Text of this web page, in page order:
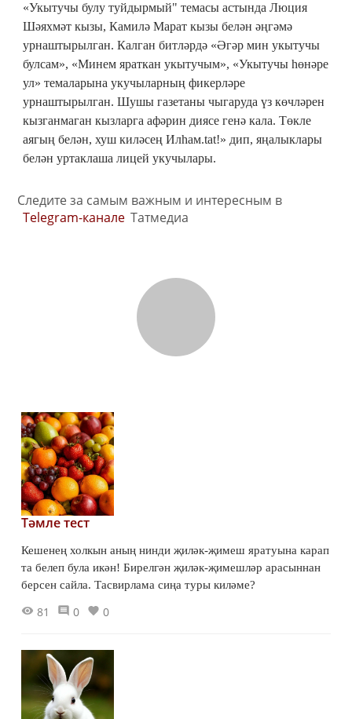
«Укытучы булу туйдырмый" темасы астында Люция
Шәяхмәт кызы, Камилә Марат кызы белән әңгәмә
урнаштырылган. Калган битләрдә «Әгәр мин укытучы
булсам», «Минем яраткан укытучым», «Укытучы һөнәре
ул» темаларына укучыларның фикерләре
урнаштырылган. Шушы газетаны чыгаруда үз көчләрен
кызганмаган кызларга афәрин диясе генә кала. Төкле
аягың белән, хуш киләсең Илһам.tat!» дип, яңалыклары
белән уртаклаша лицей укучылары.
Следите за самым важным и интересным в
Telegram-канале Татмедиа
Тәмле тест
Кешенең холкын аның нинди җиләк-җимеш яратуына карап
та белеп була икән! Бирелгән җиләк-җимешләр арасыннан
берсен сайла. Тасвирлама сиңа туры киләме?
81 0 0